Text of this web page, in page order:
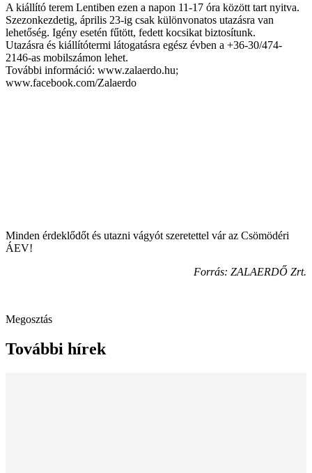
A kiállító terem Lentiben ezen a napon 11-17 óra között tart nyitva.
Szezonkezdetig, április 23-ig csak különvonatos utazásra van
lehetőség. Igény esetén fűtött, fedett kocsikat biztosítunk.
Utazásra és kiállítótermi látogatásra egész évben a +36-30/474-
2146-as mobilszámon lehet.
További információ: www.zalaerdo.hu;
www.facebook.com/Zalaerdo
Minden érdeklődőt és utazni vágyót szeretettel vár az Csömödéri
ÁEV!
Forrás: ZALAERDŐ Zrt.
Megosztás
További hírek